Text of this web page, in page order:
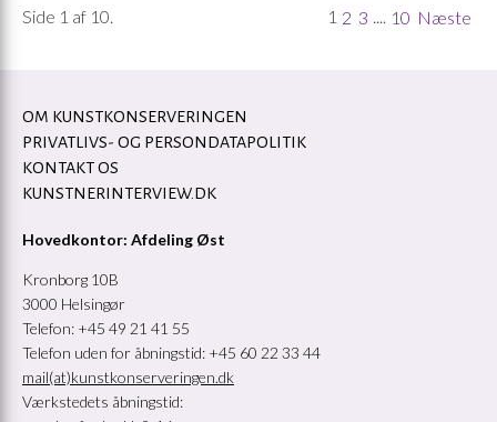
Side 1 af 10. 1 2 3 10 Næste
OM KUNSTKONSERVERINGEN
PRIVATLIVS- OG PERSONDATAPOLITIK
KONTAKT OS
KUNSTNERINTERVIEW.DK
Hovedkontor: Afdeling Øst
Kronborg 10B
3000 Helsingør
Telefon: +45 49 21 41 55
Telefon uden for åbningstid: +45 60 22 33 44
mail(at)kunstkonserveringen.dk
Værkstedets åbningstid: